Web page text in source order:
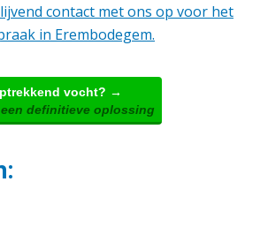
contact met ons op voor het
in Erembodegem.
vocht? →
definitieve oplossing